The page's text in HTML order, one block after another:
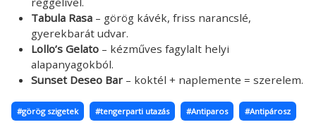
Tabula Rasa – görög kávék, friss narancslé,
gyerekbarát udvar.
Lollo’s Gelato – kézműves fagylalt helyi
alapanyagokból.
Sunset Deseo Bar – koktél + naplemente = szerelem.
#görög szigetek #tengerparti utazás #Antiparos #Antipárosz